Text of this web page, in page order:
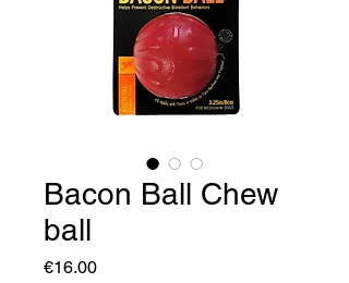
Bacon Ball Chew
ball
€16.00Price